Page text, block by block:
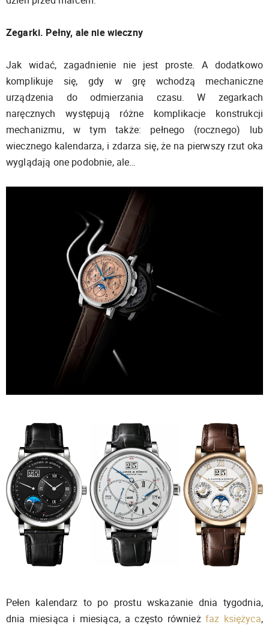
Zegarki. Pełny, ale nie wieczny
Jak widać, zagadnienie nie jest proste. A dodatkowo
komplikuje się, gdy w grę wchodzą mechaniczne
urządzenia do odmierzania czasu. W zegarkach
naręcznych występują różne komplikacje konstrukcji
mechanizmu, w tym także: pełnego (rocznego) lub
wiecznego kalendarza, i zdarza się, że na pierwszy rzut oka
wyglądają one podobnie, ale…
Pełen kalendarz to po prostu wskazanie dnia tygodnia,
dnia miesiąca i miesiąca, a często również faz księżyca,